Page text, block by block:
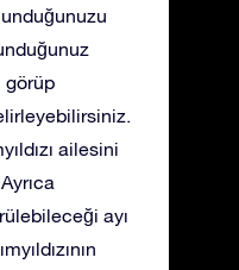
görüp
ailesini
ayı